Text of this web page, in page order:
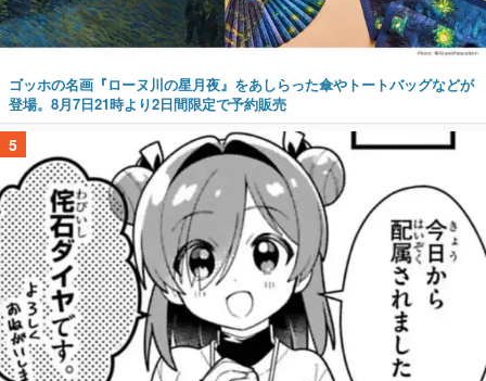
ゴッホの名画『ローヌ川の星月夜』をあしらった傘やトートバッグなどが
登場。8月7日21時より2日間限定で予約販売
5